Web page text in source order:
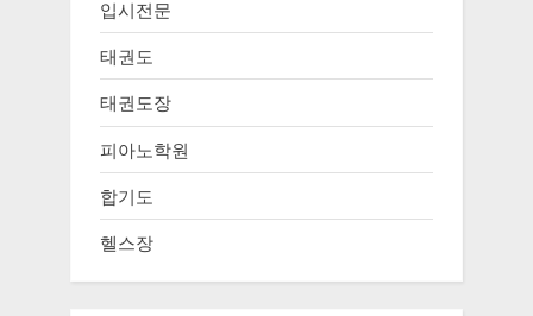
입시전문
태권도
태권도장
피아노학원
합기도
헬스장